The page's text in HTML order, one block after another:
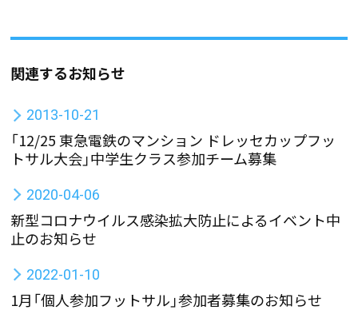
関連するお知らせ
2013-10-21
「12/25 東急電鉄のマンション ドレッセカップフッ
トサル大会」中学生クラス参加チーム募集
2020-04-06
新型コロナウイルス感染拡大防止によるイベント中
止のお知らせ
2022-01-10
1月「個人参加フットサル」参加者募集のお知らせ